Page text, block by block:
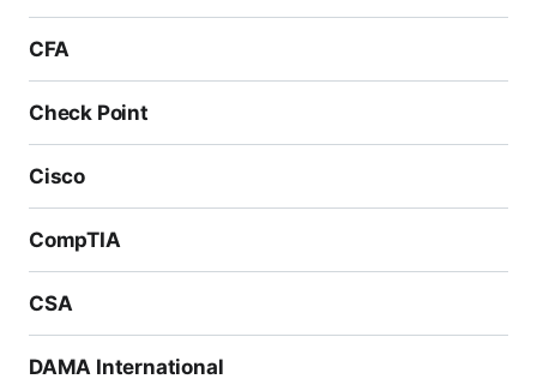
CFA
Check Point
Cisco
CompTIA
CSA
DAMA International